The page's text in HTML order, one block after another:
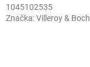
1045102535
Značka:Villeroy & Boch